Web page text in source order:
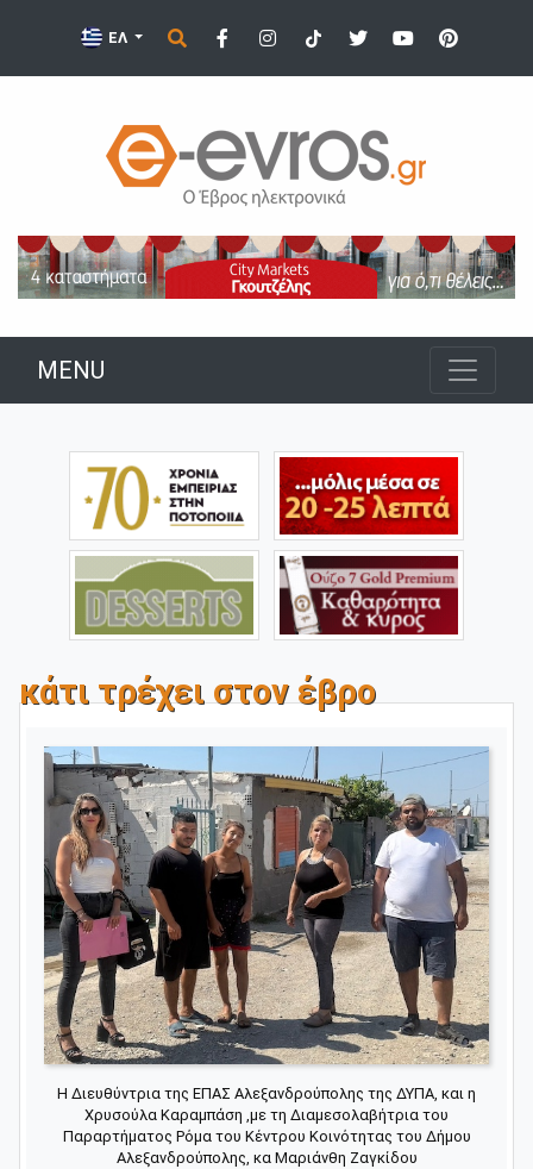
ΕΛ
MENU
κάτι τρέχει στον έβρο
Η Διευθύντρια της ΕΠΑΣ Αλεξανδρούπολης της ΔΥΠΑ, και η
Χρυσούλα Καραμπάση ,με τη Διαμεσολαβήτρια του
Παραρτήματος Ρόμα του Κέντρου Κοινότητας του Δήμου
Αλεξανδρούπολης, κα Μαριάνθη Ζαγκίδου